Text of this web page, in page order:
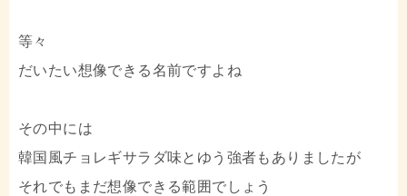
等々
だいたい想像できる名前ですよね
その中には
韓国風チョレギサラダ味とゆう強者もありましたが
それでもまだ想像できる範囲でしょう